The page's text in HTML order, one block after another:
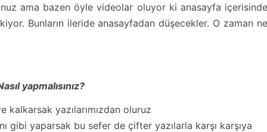
ama bazen öyle videolar oluyor ki anasayfa içerisinde
Bunların ileride anasayfadan düşecekler. O zaman ne
yapmalısınız?
kalkarsak yazılarımızdan oluruz
gibi yaparsak bu sefer de çifter yazılarla karşı karşıya